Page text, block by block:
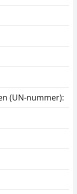
(UN-nummer):